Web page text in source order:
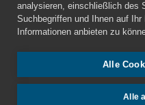
analysieren, einschließlich des
Suchbegriffen und Ihnen auf
Informationen anbieten zu
Alle
Alle